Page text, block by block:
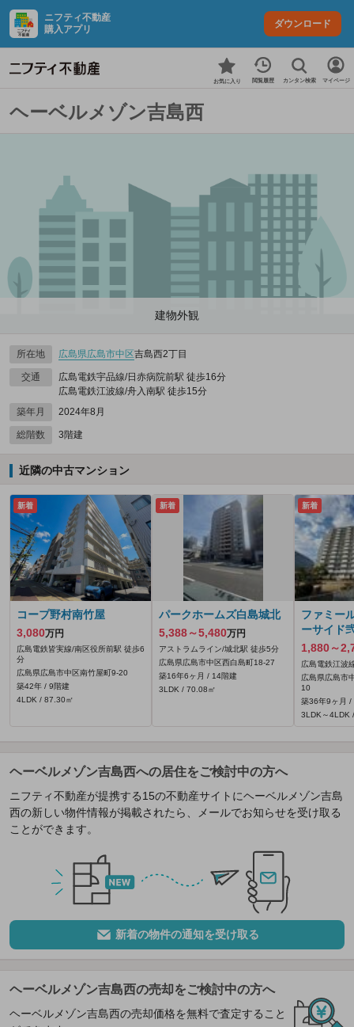
ニフティ不動産
購入アプリ
ダウンロード
お気に入り 閲覧履歴 カンタン検索 マイページ
ヘーベルメゾン吉島西
建物外観
所在地 広島県広島市中区吉島西2丁目
交通
広島電鉄宇品線/日赤病院前駅 徒歩16分
広島電鉄江波線/舟入南駅 徒歩15分
築年月
2024年8月
総階数 3階建
近隣の中古マンション
新着
コープ野村南竹屋
3,080万円
広島電鉄皆実線/南区役所前駅 徒歩6
分
広島県広島市中区南竹屋町9-20
築42年 / 9階建
4LDK / 87.30㎡
新着
パークホームズ白島城北
5,388～5,480万円
アストラムライン/城北駅 徒歩5分
広島県広島市中区西白島町18-27
築16年6ヶ月 / 14階建
3LDK / 70.08㎡
新着
ファミー
ーサイド
1,880～
広島電鉄江波
広島県広島市
10
築36年9ヶ月 /
3LDK～4LDK
ヘーベルメゾン吉島西への居住をご検討中の方へ
ニフティ不動産が提携する15の不動産サイトにヘーベルメゾン吉島
西の新しい物件情報が掲載されたら、メールでお知らせを受け取る
ことができます。
新着の物件の通知を受け取る
ヘーベルメゾン吉島西の売却をご検討中の方へ
ヘーベルメゾン吉島西の売却価格を無料で査定すること